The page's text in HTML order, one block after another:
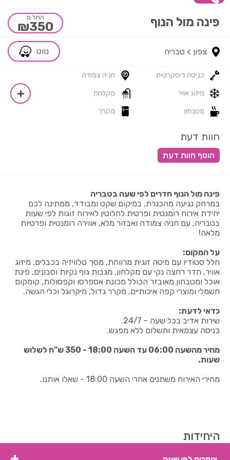
החל מ
₪350
נווט
פינה מול הנוף
צפון > טבריה
כניסה דיסקרטית חניה צמודה
מיזוג אויר מקלחת
מטבחון מקרר
חוות דעת
פינה מול הנוף חדרים לפי שעה בטבריה
במרחק נגיעה מהכנרת, במיקום שקט ומבודד, ממתינה לכם
יחידת אירוח רומנטית ופרטית לחלוטין לאירוח זוגות לפי שעות
בטבריה, עם חניה צמודה ואבזור מלא, אווירה רומנטית ופרטיות
מלאה!
על המקום:
חלל סטודיו עם מיטה זוגית מרווחת, מסך טלוויזיה בכבלים, מיזוג
אוויר, חדר רחצה נקי עם מקלחון, מגבות גוף נקיות וסבונים, פינת
אוכל ומטבחון מאובזר הכולל מכונת אספרסו וקפסולות, קומקום
חשמלי ומוצרי קפה איכותיים, מקרר גדול, מיקרוגל וכלי הגשה.
כדאי לדעת:
שירות אדיב בכל שעה – 24/7.
כניסה עצמאית ותשלום ללא מפגש.
מחיר מהשעה 06:00 עד השעה 18:00 -
350 ש"ח לשלוש
שעות.
מחירי האירוח משתנים אחרי השעה 18:00 - שאלו אותנו.
היחידות